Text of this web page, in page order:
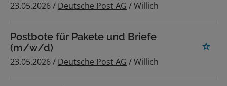
23.05.2026 / Deutsche Post AG / Willich
Postbote für Pakete und Briefe
(m/w/d)
23.05.2026 / Deutsche Post AG / Willich